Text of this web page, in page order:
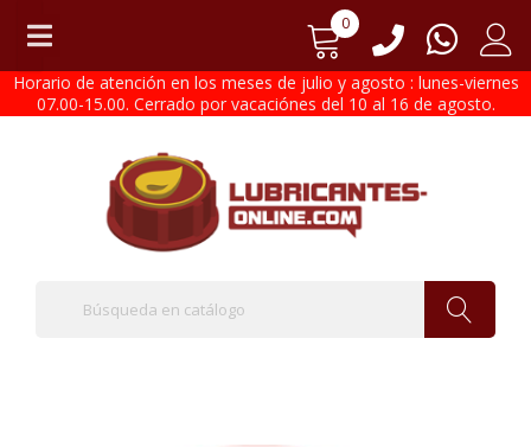
0
Horario de atención en los meses de julio y agosto : lunes-viernes
07.00-15.00. Cerrado por vacaciónes del 10 al 16 de agosto.